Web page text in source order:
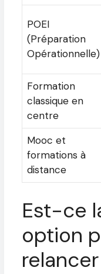
POEI
(Préparation
Opérationnelle)
Formation
classique en
centre
Mooc et
formations à
distance
Est-ce
option